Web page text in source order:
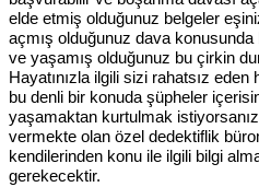
elde etmiş olduğunuz belgeler
açmış olduğunuz dava
ve yaşamış olduğunuz bu çirkin
Hayatınızla ilgili sizi rahatsız
bu denli bir konuda şüpheler
yaşamaktan kurtulmak
vermekte olan özel dedektiflik
kendilerinden konu ile ilgili bilgi
gerekecektir.